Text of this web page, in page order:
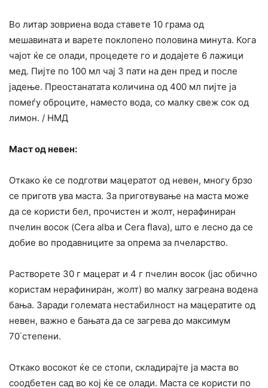
Во литар зовриена вода ставете 10 грама од
мешавината и варете поклопено половина минута. Кога
чајот ќе се олади, процедете го и додајете 6 лажици
мед. Пијте по 100 мл чај 3 пати на ден пред и после
јадење. Преостанатата количина од 400 мл пијте ја
помеѓу оброците, наместо вода, со малку свеж сок од
лимон. / НМД
Маст од невен:
Откако ќе се подготви мацератот од невен, многу брзо
се приготв ува маста. За приготвување на маста може
да се користи бел, прочистен и жолт, нерафиниран
пчелин восок (Cera alba и Cera flava), што е лесно да се
добие во продавниците за опрема за пчеларство.
Растворете 30 г мацерат и 4 г пчелин восок (јас обично
користам нерафиниран, жолт) во малку загреана водена
бања. Заради големата нестабилност на мацератите од
невен, важно е бањата да се загрева до максимум
70˙степени.
Откако восокот ќе се стопи, складирајте ја маста во
соодбетен сад во кој ќе се олади. Маста се користи по